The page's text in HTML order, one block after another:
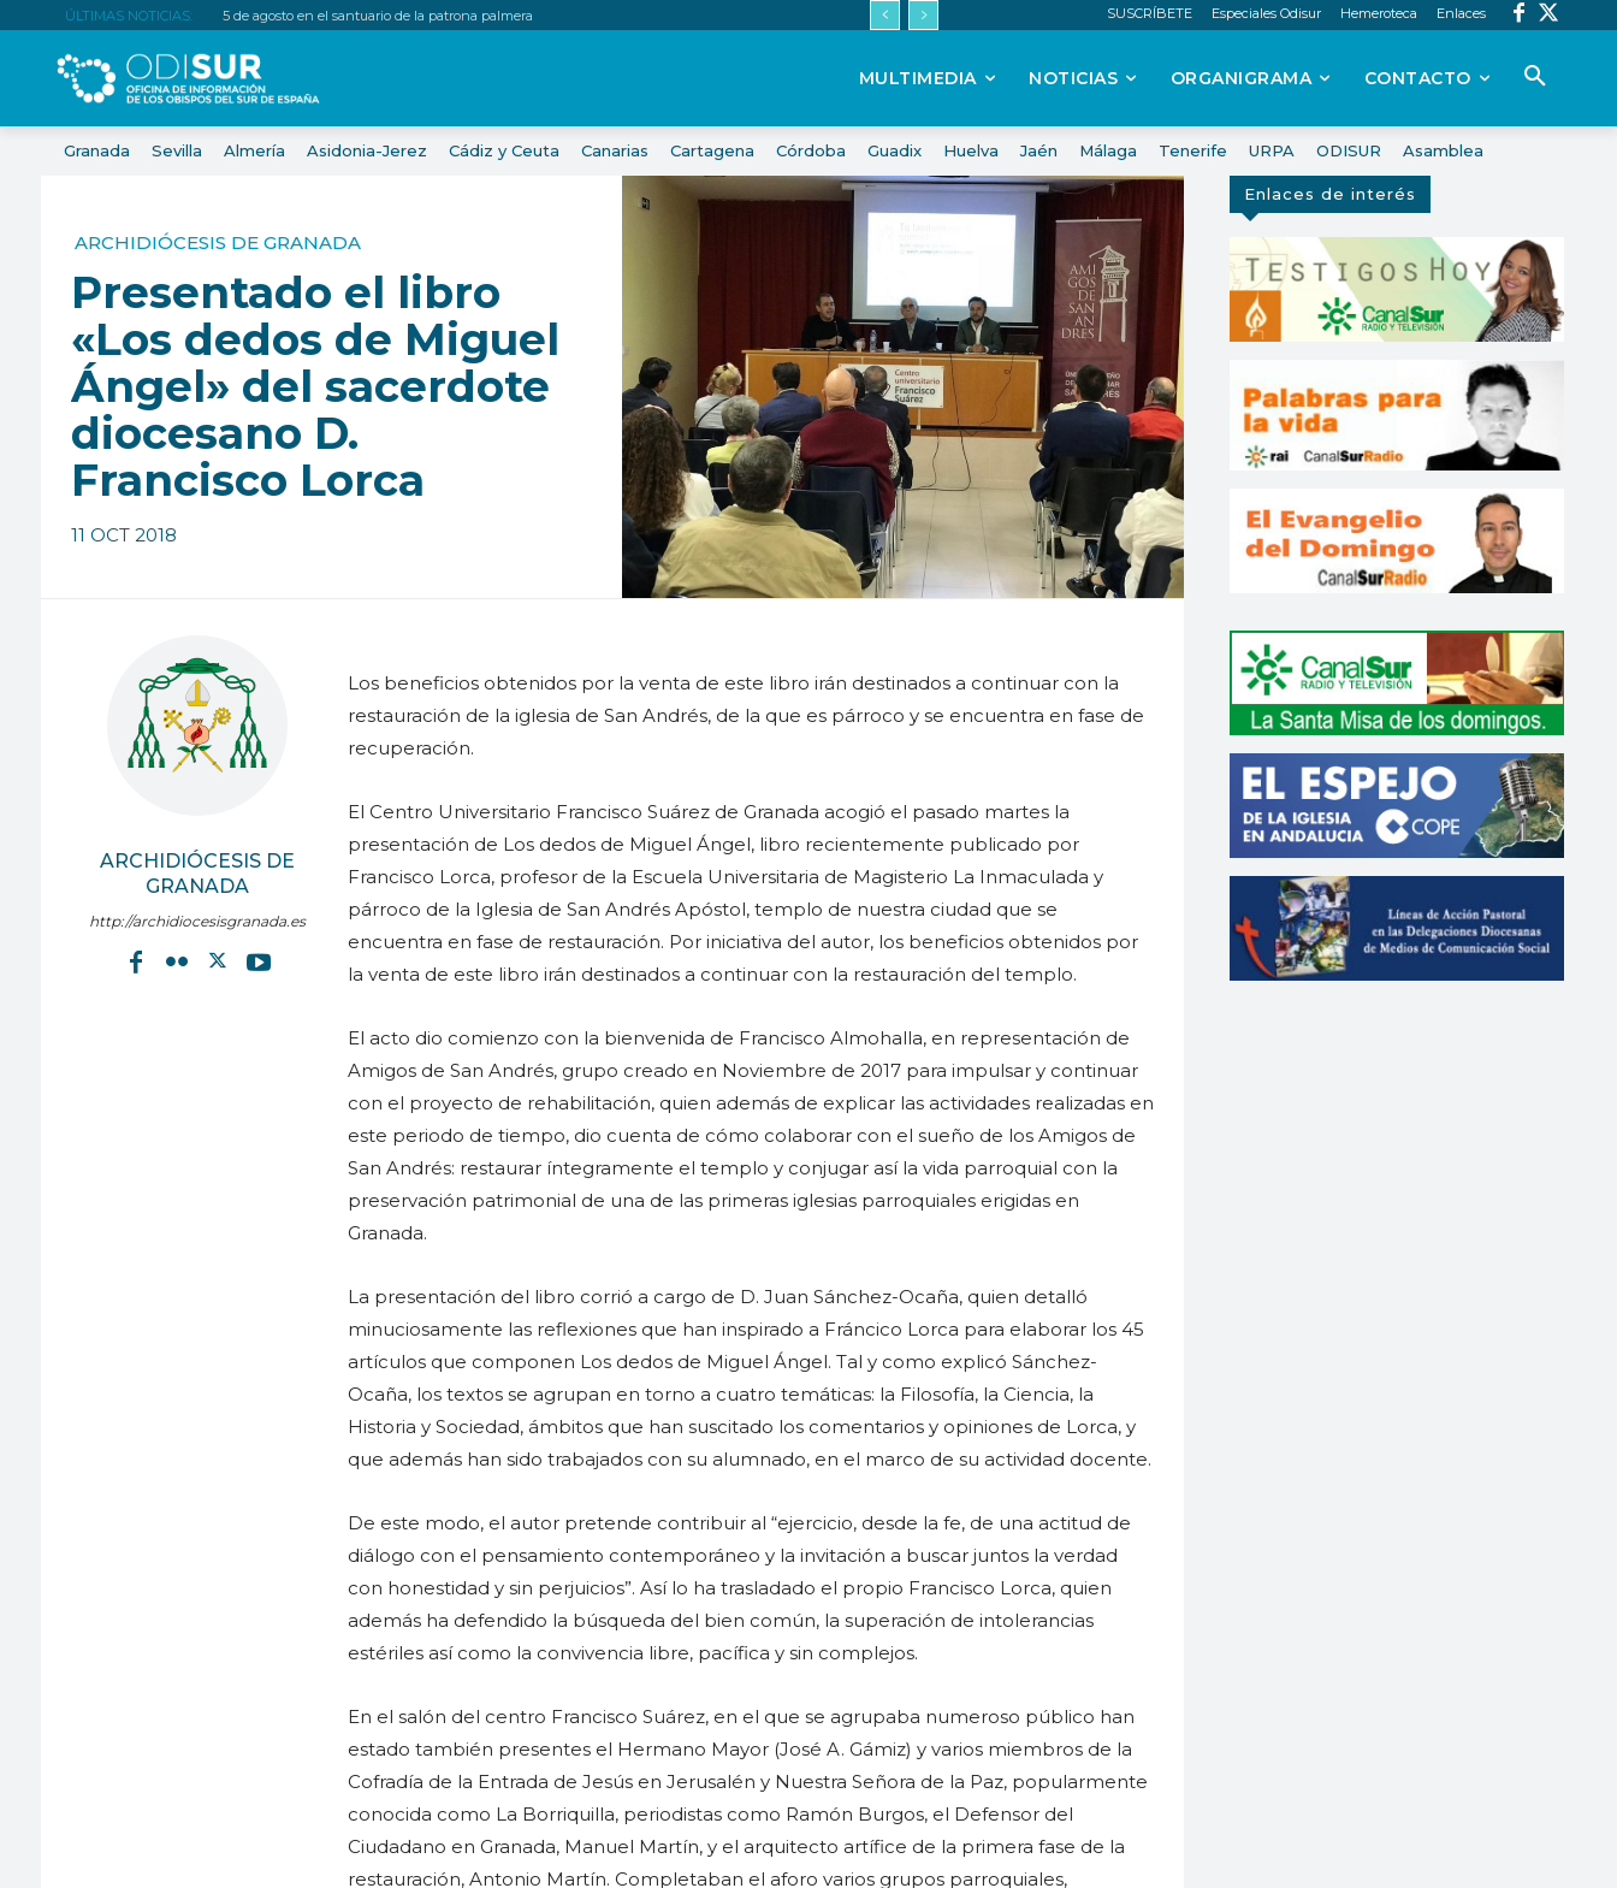
ÚLTIMAS NOTICIAS: 5 de agosto en el santuario de la patrona palmera SUSCRÍBETE Especiales Odisur Hemeroteca Enlaces
MULTIMEDIA NOTICIAS ORGANIGRAMA CONTACTO
Granada Sevilla Almería Asidonia-Jerez Cádiz y Ceuta Canarias Cartagena Córdoba Guadix Huelva Jaén Málaga Tenerife URPA ODISUR Asamblea
ARCHIDIÓCESIS DE GRANADA
Presentado el libro
«Los dedos de Miguel
Ángel» del sacerdote
diocesano D.
Francisco Lorca
11 OCT 2018
ARCHIDIÓCESIS DE
GRANADA
http://archidiocesisgranada.es
Los beneficios obtenidos por la venta de este libro irán destinados a continuar con la
restauración de la iglesia de San Andrés, de la que es párroco y se encuentra en fase de
recuperación.
El Centro Universitario Francisco Suárez de Granada acogió el pasado martes la
presentación de Los dedos de Miguel Ángel, libro recientemente publicado por
Francisco Lorca, profesor de la Escuela Universitaria de Magisterio La Inmaculada y
párroco de la Iglesia de San Andrés Apóstol, templo de nuestra ciudad que se
encuentra en fase de restauración. Por iniciativa del autor, los beneficios obtenidos por
la venta de este libro irán destinados a continuar con la restauración del templo.
El acto dio comienzo con la bienvenida de Francisco Almohalla, en representación de
Amigos de San Andrés, grupo creado en Noviembre de 2017 para impulsar y continuar
con el proyecto de rehabilitación, quien además de explicar las actividades realizadas en
este periodo de tiempo, dio cuenta de cómo colaborar con el sueño de los Amigos de
San Andrés: restaurar íntegramente el templo y conjugar así la vida parroquial con la
preservación patrimonial de una de las primeras iglesias parroquiales erigidas en
Granada.
La presentación del libro corrió a cargo de D. Juan Sánchez-Ocaña, quien detalló
minuciosamente las reflexiones que han inspirado a Fráncico Lorca para elaborar los 45
artículos que componen Los dedos de Miguel Ángel. Tal y como explicó Sánchez-
Ocaña, los textos se agrupan en torno a cuatro temáticas: la Filosofía, la Ciencia, la
Historia y Sociedad, ámbitos que han suscitado los comentarios y opiniones de Lorca, y
que además han sido trabajados con su alumnado, en el marco de su actividad docente.
De este modo, el autor pretende contribuir al “ejercicio, desde la fe, de una actitud de
diálogo con el pensamiento contemporáneo y la invitación a buscar juntos la verdad
con honestidad y sin perjuicios”. Así lo ha trasladado el propio Francisco Lorca, quien
además ha defendido la búsqueda del bien común, la superación de intolerancias
estériles así como la convivencia libre, pacífica y sin complejos.
En el salón del centro Francisco Suárez, en el que se agrupaba numeroso público han
estado también presentes el Hermano Mayor (José A. Gámiz) y varios miembros de la
Cofradía de la Entrada de Jesús en Jerusalén y Nuestra Señora de la Paz, popularmente
conocida como La Borriquilla, periodistas como Ramón Burgos, el Defensor del
Ciudadano en Granada, Manuel Martín, y el arquitecto artífice de la primera fase de la
restauración, Antonio Martín. Completaban el aforo varios grupos parroquiales,
Enlaces de interés